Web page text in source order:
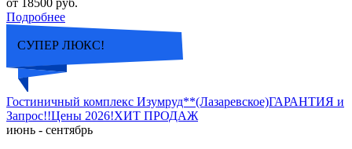
от 18500 руб.
Подробнее
СУПЕР ЛЮКС!
Гостиничный комплекс Изумруд**(Лазаревское)ГАРАНТИЯ и
Запрос!!Цены 2026!ХИТ ПРОДАЖ
июнь - сентябрь